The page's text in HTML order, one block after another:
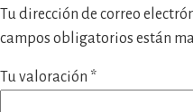
Tu dirección de correo
campos obligatorios están
Tu valoración *